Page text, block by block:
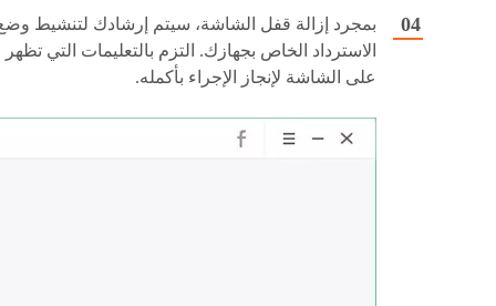
بمجرد إزالة قفل الشاشة، سيتم إرشادك لتنشيط
الاسترداد الخاص بجهازك. التزم بالتعليمات التي تظهر
على الشاشة لإنجاز الإجراء بأكمله.